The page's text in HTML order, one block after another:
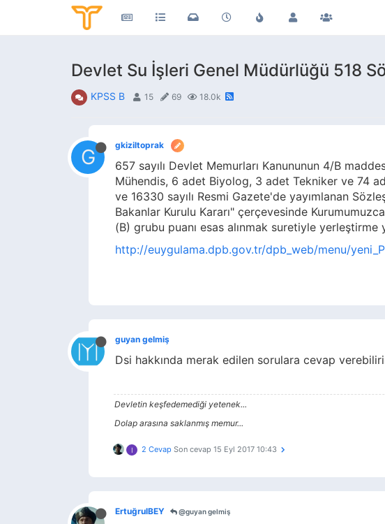
Devlet Su İşleri Genel Müdürlüğü 518
KPSS B 15 69 18.0k
G gkiziltoprak
657 sayılı Devlet Memurları Kanununun 4/B
Mühendis, 6 adet Biyolog, 3 adet Tekniker ve 74
ve 16330 sayılı Resmi Gazete'de yayımlanan
Bakanlar Kurulu Kararı" çerçevesinde Kurumumuzca
(B) grubu puanı esas alınmak suretiyle yerleştirme
http://euygulama.dpb.gov.tr/dpb_web/menu/
guyan gelmiş
Dsi hakkında merak edilen sorulara cevap
Devletin keşfedemediği yetenek...
Dolap arasına saklanmış memur...
I 2 Cevap Son cevap 15 Eyl 2017 10:43
ErtuğrulBEY @guyan gelmiş